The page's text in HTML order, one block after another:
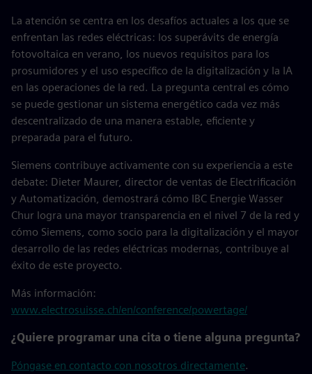
La atención se centra en los desafíos actuales a los que se
enfrentan las redes eléctricas: los superávits de energía
fotovoltaica en verano, los nuevos requisitos para los
prosumidores y el uso específico de la digitalización y la IA
en las operaciones de la red. La pregunta central es cómo
se puede gestionar un sistema energético cada vez más
descentralizado de una manera estable, eficiente y
preparada para el futuro.
Siemens contribuye activamente con su experiencia a este
debate: Dieter Maurer, director de ventas de Electrificación
y Automatización, demostrará cómo IBC Energie Wasser
Chur logra una mayor transparencia en el nivel 7 de la red y
cómo Siemens, como socio para la digitalización y el mayor
desarrollo de las redes eléctricas modernas, contribuye al
éxito de este proyecto.
Más información:
www.electrosuisse.ch/en/conference/powertage/
¿Quiere programar una cita o tiene alguna pregunta?
Póngase en contacto con nosotros directamente.